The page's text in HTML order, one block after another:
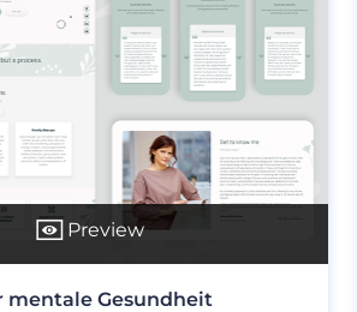
Preview
mentale Gesundheit